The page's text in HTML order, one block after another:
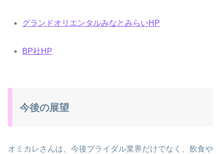
グランドオリエンタルみなとみらいHP
BP社HP
今後の展望
オミカレさんは、今後ブライダル業界だけでなく、飲食や